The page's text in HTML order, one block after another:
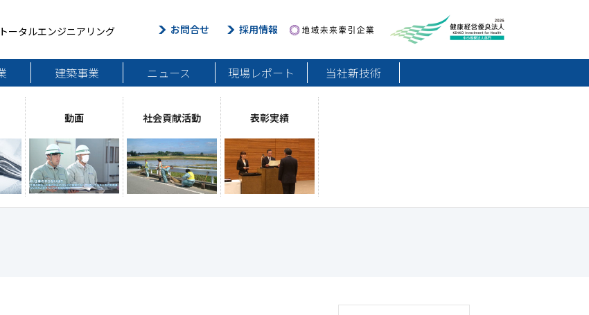
ータルエンジニアリング お問合せ 採用情報
建築事業 ニュース 現場レポート 当社新技術
動画 社会貢献活動 表彰実績